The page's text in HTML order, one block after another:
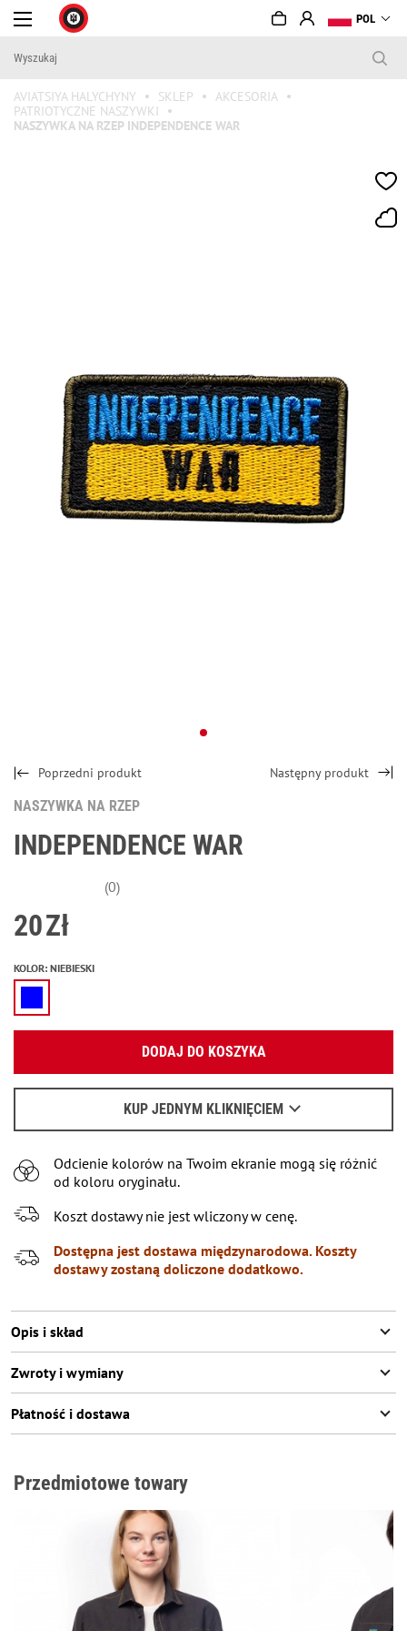
POL
AVIATSIYA HALYCHYNY SKLEP
AKCESORIA
PATRIOTYCZNE NASZYWKI
NASZYWKA NA RZEP INDEPENDENCE WAR
Poprzedni produkt Następny produkt
NASZYWKA NA RZEP
INDEPENDENCE WAR
(0)
20Zł
KOLOR: NIEBIESKI
DODAJ DO KOSZYKA
KUP JEDNYM KLIKNIĘCIEM
Kiedy czekać na e-mail - przeczytajtu.
Odcienie kolorów na Twoim ekranie mogą się różnić
od koloru oryginału.
Koszt dostawy nie jest wliczony w cenę.
Dostępna jest dostawa międzynarodowa. Koszty
dostawy zostaną doliczone dodatkowo.
Opis i skład
Zwroty i wymiany
Płatność i dostawa
Przedmiotowe towary